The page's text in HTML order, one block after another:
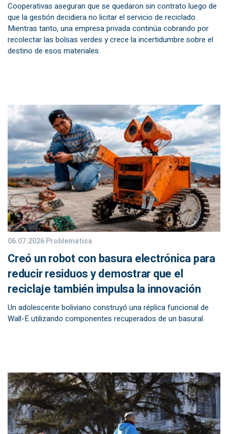
Cooperativas aseguran que se quedaron sin contrato luego de
que la gestión decidiera no licitar el servicio de reciclado.
Mientras tanto, una empresa privada continúa cobrando por
recolectar las bolsas verdes y crece la incertidumbre sobre el
destino de esos materiales.
06.07.2026Problemática
Creó un robot con basura electrónica para
reducir residuos y demostrar que el
reciclaje también impulsa la innovación
Un adolescente boliviano construyó una réplica funcional de
Wall-E utilizando componentes recuperados de un basural.